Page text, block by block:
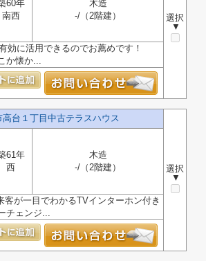
選択
▼
60年
南西
木造
-/（2階建）
効に活用できるのでお薦めです！
か懐か...
高台１丁目中古テラスハウス
選択
▼
61年
西
木造
-/（2階建）
が一目でわかるTVインターホン付き
チェンジ...